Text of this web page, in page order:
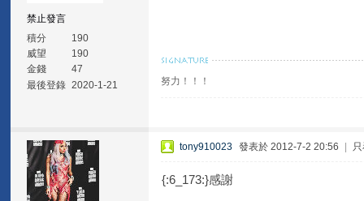
禁止發言
積分
190
威望
190
金錢
47
最後登錄 2020-1-21 努力！！！
tony910023 發表於 2012-7-2 20:56
{:6_173:}感謝